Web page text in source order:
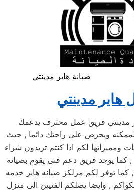
صيانة هاير مدينتي
هاير مدينتي
مدينتي فريق عمل محترف يدعمك
ويحرص على راحتك دائما , حيث
ومميزاتها لكم اذا كنتم تريدون شراء
كما يوجد فريق دعم فنى يقوم بصيانه
كما توفر لكم مرلكز صيانه هاير خدمه
, وايضا يصلكم الفنيين الى منزل